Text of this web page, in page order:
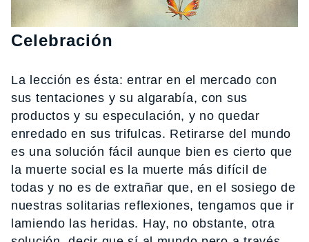
Celebración
La lección es ésta: entrar en el mercado con
sus tentaciones y su algarabía, con sus
productos y su especulación, y no quedar
enredado en sus trifulcas. Retirarse del mundo
es una solución fácil aunque bien es cierto que
la muerte social es la muerte más difícil de
todas y no es de extrañar que, en el sosiego de
nuestras solitarias reflexiones, tengamos que ir
lamiendo las heridas. Hay, no obstante, otra